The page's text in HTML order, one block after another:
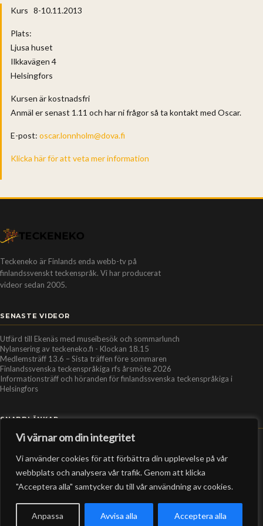
Vi värnar om din integritet
Vi använder cookies för att förbättra din upplevelse på vår
webbplats och analysera vår trafik. Genom att klicka
"Acceptera alla" samtycker du till vår användning av cookies.
Anpassa Avvisa alla Acceptera alla
Kurs 8-10.11.2013
Plats:
Ljusa huset
Ilkkavägen 4
Helsingfors
Kursen är kostnadsfri
Anmäl er senast 1.11 och har ni frågor så ta kontakt med Oscar.
E-post: oscar.lonnholm@dova.fi
Klicka här för att veta mer information
Teckeneko är Finlands enda webb-tv på
finlandssvenskt teckenspråk. Vi har producerat
videor sedan 2005.
SENASTE VIDEOR
Utfärd till Ekenäs med museibesök och sommarlunch
Nylansering av teckeneko.fi - Klockan 18.15
Medlemsträff 13.6 – Sista träffen före sommaren
Finlandssvenska teckenspråkiga rfs årsmöte 2026
Informationsträff och höranden för finlandssvenska teckenspråkiga i
Helsingfors
SNABBLÄNKAR
Personer
Organisationer
Kontakt
RSS-flöde